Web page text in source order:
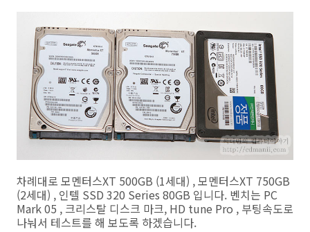
차례대로 모멘터스XT 500GB (1세대) , 모멘터스XT 750GB
(2세대) , 인텔 SSD 320 Series 80GB 입니다. 벤치는 PC
Mark 05 , 크리스탈 디스크 마크, HD tune Pro , 부팅속도로
나눠서 테스트를 해 보도록 하겠습니다.